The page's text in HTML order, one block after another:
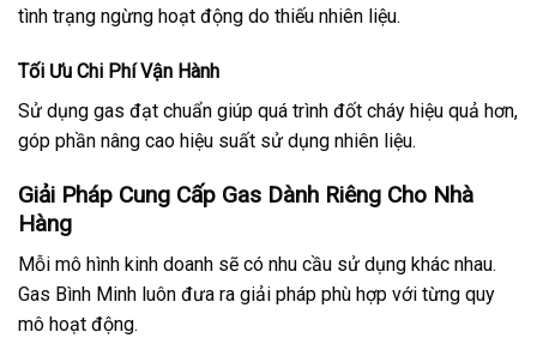
tình trạng ngừng hoạt động do thiếu nhiên liệu.
Tối Ưu Chi Phí Vận Hành
Sử dụng gas đạt chuẩn giúp quá trình đốt cháy hiệu quả hơn,
góp phần nâng cao hiệu suất sử dụng nhiên liệu.
Giải Pháp Cung Cấp Gas Dành Riêng Cho Nhà
Hàng
Mỗi mô hình kinh doanh sẽ có nhu cầu sử dụng khác nhau.
Gas Bình Minh luôn đưa ra giải pháp phù hợp với từng quy
mô hoạt động.